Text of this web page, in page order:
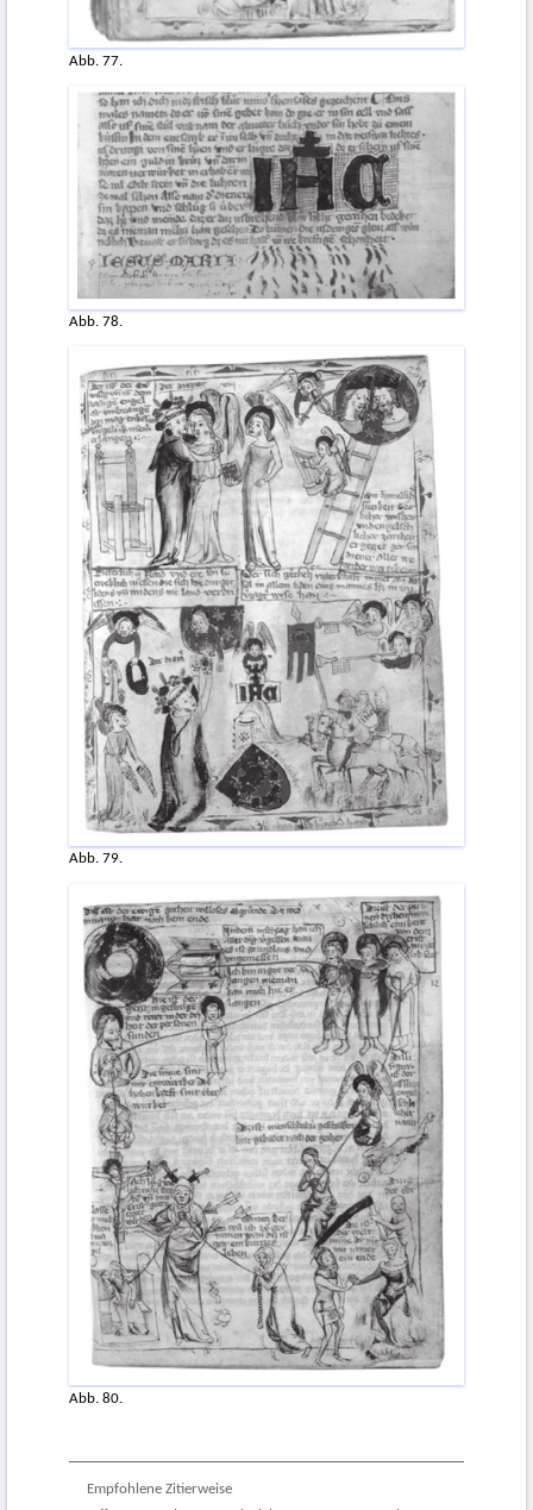
Abb. 77.
Abb. 78.
Abb. 79.
Abb. 80.
Empfohlene Zitierweise